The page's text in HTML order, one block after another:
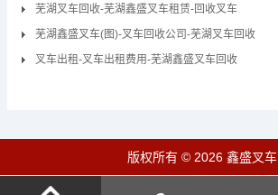
芜湖叉车回收-芜湖鑫盛叉车租赁-回收叉车
芜湖鑫盛叉车(图)-叉车回收公司-芜湖叉车回收
叉车出租-叉车出租费用-芜湖鑫盛叉车回收
版权所有 © 2026 鑫盛叉车